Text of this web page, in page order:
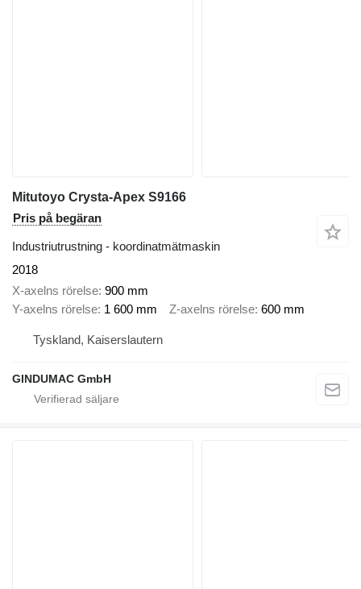
Mitutoyo Crysta-Apex S9166
Pris på begäran
Industriutrustning - koordinatmätmaskin
2018
X-axelns rörelse 900 mm
Y-axelns rörelse 1 600 mm Z-axelns rörelse 600 mm
Tyskland, Kaiserslautern
GINDUMAC GmbH